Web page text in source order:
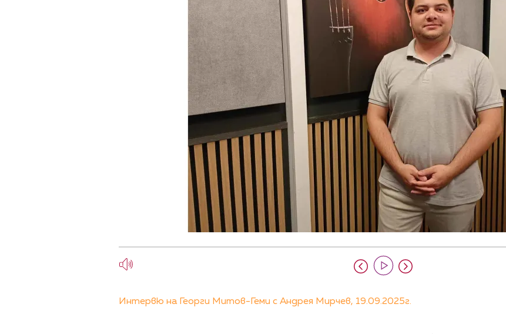
Интервю на Георги Митов-Геми с Андрея Мирчев, 19.09.2025г.